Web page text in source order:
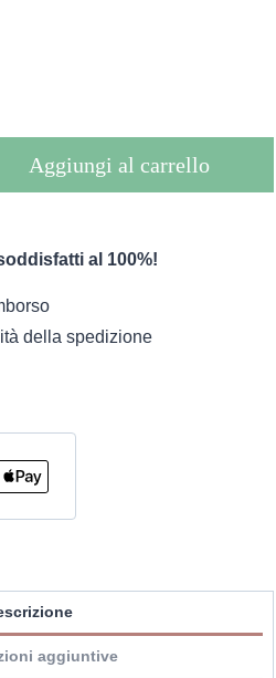
Aggiungi al carrello
al 100%!
della spedizione
aggiuntive